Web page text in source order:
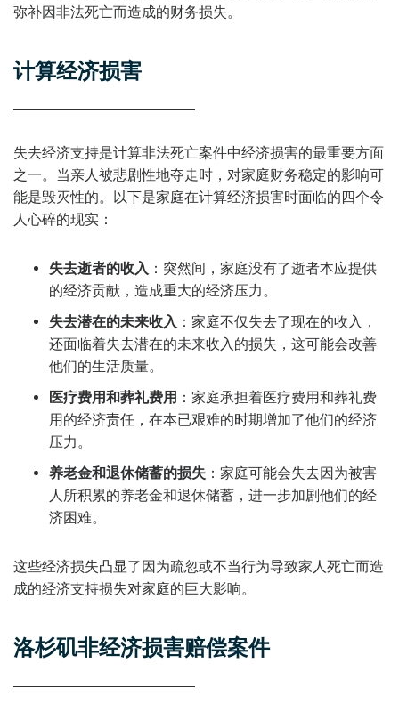
弥补因非法死亡而造成的财务损失。
计算经济损害
失去经济支持是计算非法死亡案件中经济损害的最重要方面
之一。当亲人被悲剧性地夺走时，对家庭财务稳定的影响可
能是毁灭性的。以下是家庭在计算经济损害时面临的四个令
人心碎的现实：
失去逝者的收入 ：突然间，家庭没有了逝者本应提供
的经济贡献，造成重大的经济压力。
失去潜在的未来收入 ：家庭不仅失去了现在的收入，
还面临着失去潜在的未来收入的损失，这可能会改善
他们的生活质量。
医疗费用和葬礼费用 ：家庭承担着医疗费用和葬礼费
用的经济责任，在本已艰难的时期增加了他们的经济
压力。
养老金和退休储蓄的损失 ：家庭可能会失去因为被害
人所积累的养老金和退休储蓄，进一步加剧他们的经
济困难。
这些经济损失凸显了因为疏忽或不当行为导致家人死亡而造
成的经济支持损失对家庭的巨大影响。
洛杉矶非经济损害赔偿案件